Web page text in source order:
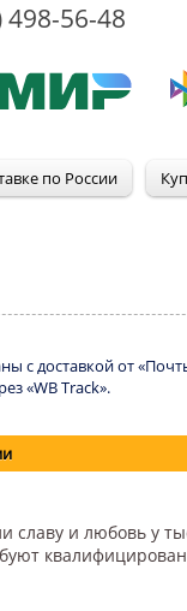
498-56-48
с доставкой от
«WB Track».
и любовь у